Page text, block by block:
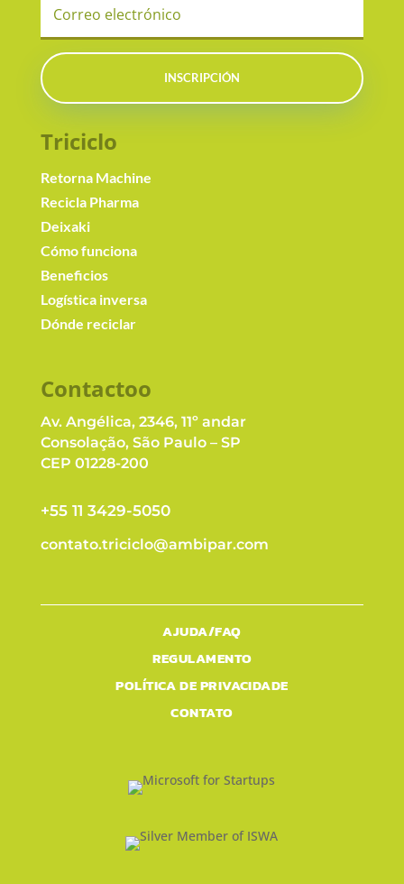
INSCRIPCIÓN
Triciclo
Retorna Machine
Recicla Pharma
Deixaki
Cómo funciona
Beneficios
Logística inversa
Dónde reciclar
Contactoo
Av. Angélica, 2346, 11º andar
Consolação, São Paulo – SP
CEP 01228-200
+55 11 3429-5050
contato.triciclo@ambipar.com
AJUDA/FAQ
REGULAMENTO
POLÍTICA DE PRIVACIDADE
CONTATO